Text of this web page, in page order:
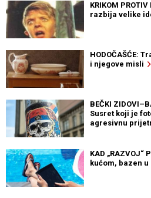
KRIKOM
razbija velike
HODOČAŠĆE:
i njegove misli
BEČKI
Susret koji je
agresivnu
KAD „RAZVOJ“
kućom, bazen